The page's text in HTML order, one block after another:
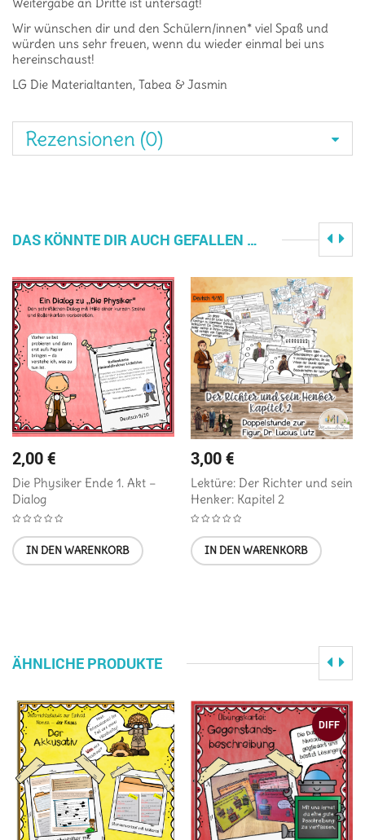
Wir wünschen dir und den Schülern/innen* viel Spaß und
würden uns sehr freuen, wenn du wieder einmal bei uns
hereinschaust!
LG Die Materialtanten, Tabea & Jasmin
Rezensionen (0)
DAS KÖNNTE DIR AUCH GEFALLEN …
2,00€
Die Physiker Ende 1. Akt –
Dialog
IN DEN WARENKORB
3,00€
Lektüre: Der Richter und sein
Henker: Kapitel 2
IN DEN WARENKORB
ÄHNLICHE PRODUKTE
DIFF